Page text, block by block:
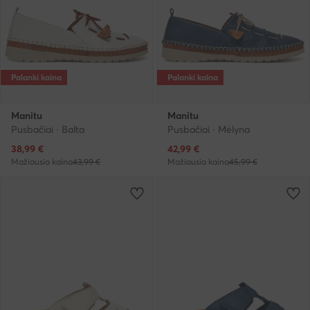
Palanki kaina
Manitu
Pusbačiai · Balta
Dabartinė kaina
38,99 €
Mažiausia kaina43,99 €
Palanki kaina
Manitu
Pusbačiai · Mėlyna
Dabartinė kaina
42,99 €
Mažiausia kaina45,99 €